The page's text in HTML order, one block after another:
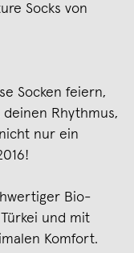
Socks von
Socken feiern,
Rhythmus,
nur ein
Bio-
und mit
Komfort.